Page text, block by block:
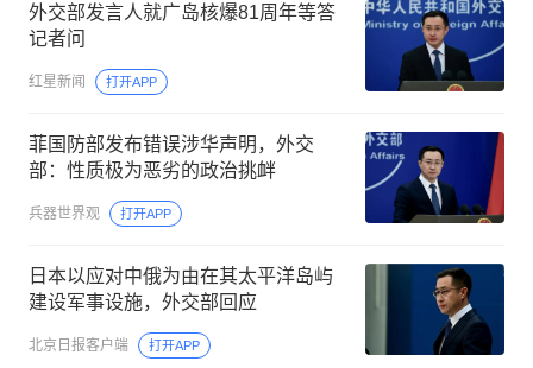
外交部发言人就广岛核爆81周年等答
记者问
红星新闻 打开APP
菲国防部发布错误涉华声明，外交
部：性质极为恶劣的政治挑衅
兵器世界观 打开APP
日本以应对中俄为由在其太平洋岛屿
建设军事设施，外交部回应
北京日报客户端 打开APP